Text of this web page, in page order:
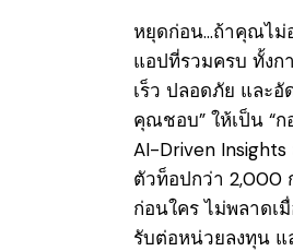
หยุดก่อน…ถ้าคุณไม่
แอปที่รวมครบ ทั้ง
เร็ว ปลอดภัย และ
คุณชอบ” ให้เป็น “
AI-Driven
ตัวท็อปกว่า 2,000
ก่อนใคร ไม่พลาดเ
รับต่อหน่วยลงทุน แ